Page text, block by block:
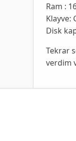
Ram :
Klayve:
Disk
Tekrar
verdim